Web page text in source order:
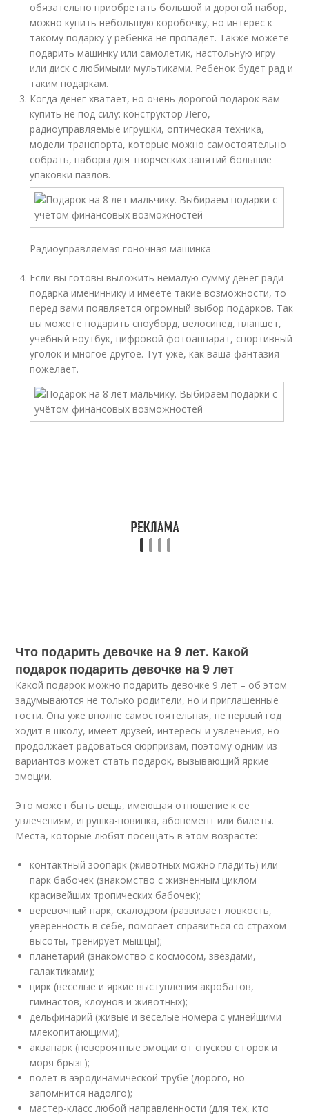
обязательно приобретать большой и дорогой набор,
можно купить небольшую коробочку, но интерес к
такому подарку у ребёнка не пропадёт. Также можете
подарить машинку или самолётик, настольную игру
или диск с любимыми мультиками. Ребёнок будет рад и
таким подаркам.
Когда денег хватает, но очень дорогой подарок вам
купить не под силу: конструктор Лего,
радиоуправляемые игрушки, оптическая техника,
модели транспорта, которые можно самостоятельно
собрать, наборы для творческих занятий большие
упаковки пазлов.
Радиоуправляемая гоночная машинка
Если вы готовы выложить немалую сумму денег ради
подарка имениннику и имеете такие возможности, то
перед вами появляется огромный выбор подарков. Так
вы можете подарить сноуборд, велосипед, планшет,
учебный ноутбук, цифровой фотоаппарат, спортивный
уголок и многое другое. Тут уже, как ваша фантазия
пожелает.
Что подарить девочке на 9 лет. Какой
подарок подарить девочке на 9 лет
Какой подарок можно подарить девочке 9 лет – об этом
задумываются не только родители, но и приглашенные
гости. Она уже вполне самостоятельная, не первый год
ходит в школу, имеет друзей, интересы и увлечения, но
продолжает радоваться сюрпризам, поэтому одним из
вариантов может стать подарок, вызывающий яркие
эмоции.
Это может быть вещь, имеющая отношение к ее
увлечениям, игрушка-новинка, абонемент или билеты.
Места, которые любят посещать в этом возрасте:
контактный зоопарк (животных можно гладить) или
парк бабочек (знакомство с жизненным циклом
красивейших тропических бабочек);
веревочный парк, скалодром (развивает ловкость,
уверенность в себе, помогает справиться со страхом
высоты, тренирует мышцы);
планетарий (знакомство с космосом, звездами,
галактиками);
цирк (веселые и яркие выступления акробатов,
гимнастов, клоунов и животных);
дельфинарий (живые и веселые номера с умнейшими
млекопитающими);
аквапарк (невероятные эмоции от спусков с горок и
моря брызг);
полет в аэродинамической трубе (дорого, но
запомнится надолго);
мастер-класс любой направленности (для тех, кто